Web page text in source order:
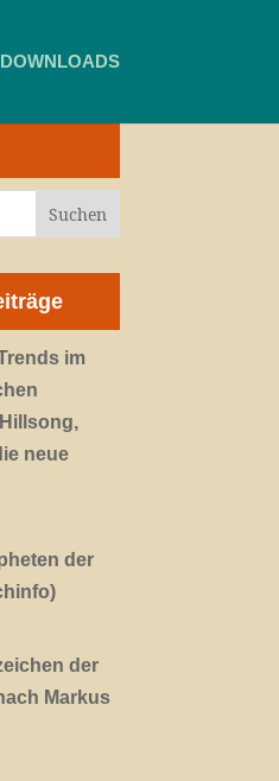
DOWNLOADS
im
neue
der
der
Markus